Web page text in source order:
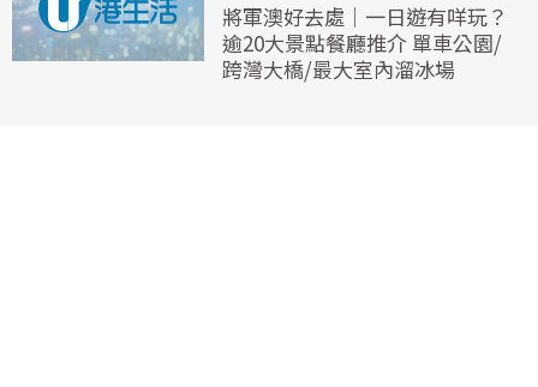
將軍澳好去處｜一日遊有咩玩？
逾20大景點餐廳推介 單車公園/
跨灣大橋/最大室內溜冰場